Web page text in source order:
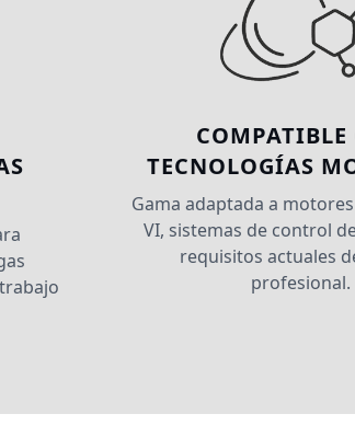
COMPATIBLE
TECNOLOGÍAS
Gama adaptada a
VI, sistemas de control
requisitos actuales
profesional.